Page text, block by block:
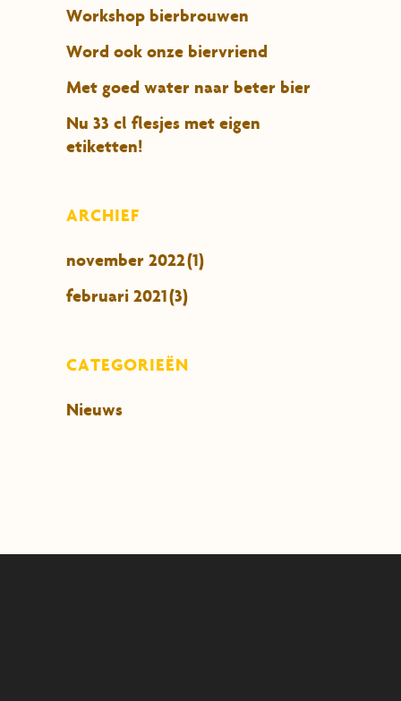
Workshop bierbrouwen
Word ook onze biervriend
Met goed water naar beter bier
Nu 33 cl flesjes met eigen
etiketten!
ARCHIEF
november 2022(1)
februari 2021(3)
CATEGORIEËN
Nieuws